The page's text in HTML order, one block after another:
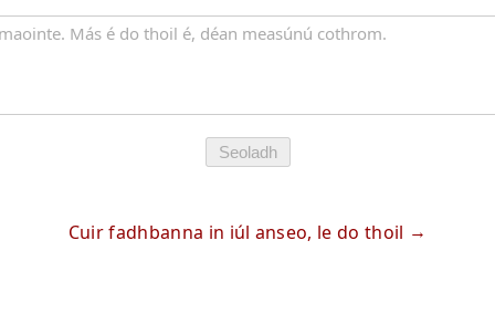
Seoladh
Cuir fadhbanna in iúl anseo, le do thoil